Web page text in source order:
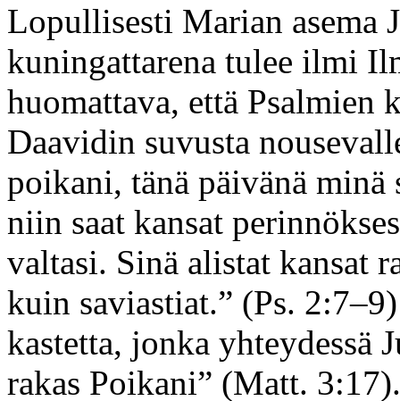
Lopullisesti Marian asema
kuningattarena tulee ilmi
huomattava, että Psalmien
Daavidin suvusta
poikani, tänä päivänä
niin saat kansat
valtasi. Sinä alistat kansat
kuin saviastiat.” (Ps.
kastetta, jonka yhteydessä
rakas Poikani” (Matt. 3:17).